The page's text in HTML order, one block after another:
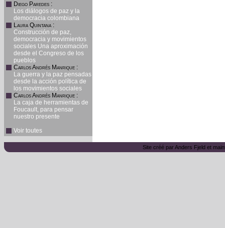
Diego Paredes :
Los diálogos de paz y la
democracia colombiana
Laura Quintana:
Construcción de paz,
democracia y movimientos
sociales Una aproximación
desde el Congreso de los
pueblos
Carlos Andrés Manrique :
La guerra y la paz pensadas
desde la acción política de
los movimientos sociales
Carlos Andrés Manrique :
La caja de herramientas de
Foucault, para pensar
nuestro presente
Voir toutes
Site créé par Anders Fjeld et